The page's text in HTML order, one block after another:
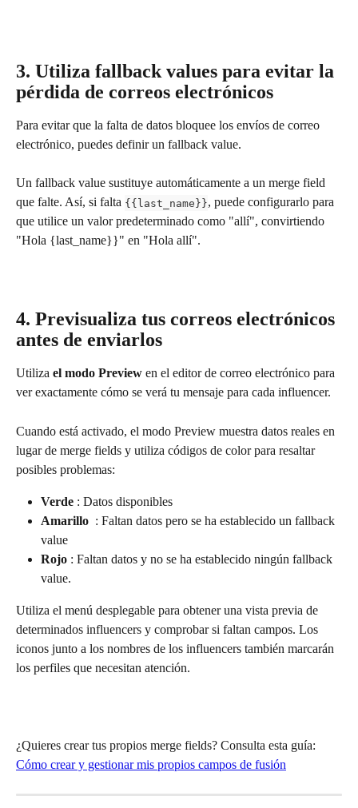
3. Utiliza fallback values para evitar la
pérdida de correos electrónicos
Para evitar que la falta de datos bloquee los envíos de correo
electrónico, puedes definir un fallback value.
Un fallback value sustituye automáticamente a un merge field
que falte. Así, si falta {{last_name}}, puede configurarlo para
que utilice un valor predeterminado como "allí", convirtiendo
"Hola {last_name}}" en "Hola allí".
4. Previsualiza tus correos electrónicos
antes de enviarlos
Utiliza el modo Preview en el editor de correo electrónico para
ver exactamente cómo se verá tu mensaje para cada influencer.
Cuando está activado, el modo Preview muestra datos reales en
lugar de merge fields y utiliza códigos de color para resaltar
posibles problemas:
Verde : Datos disponibles
Amarillo : Faltan datos pero se ha establecido un fallback
value
Rojo : Faltan datos y no se ha establecido ningún fallback
value.
Utiliza el menú desplegable para obtener una vista previa de
determinados influencers y comprobar si faltan campos. Los
iconos junto a los nombres de los influencers también marcarán
los perfiles que necesitan atención.
¿Quieres crear tus propios merge fields? Consulta esta guía:
Cómo crear y gestionar mis propios campos de fusión